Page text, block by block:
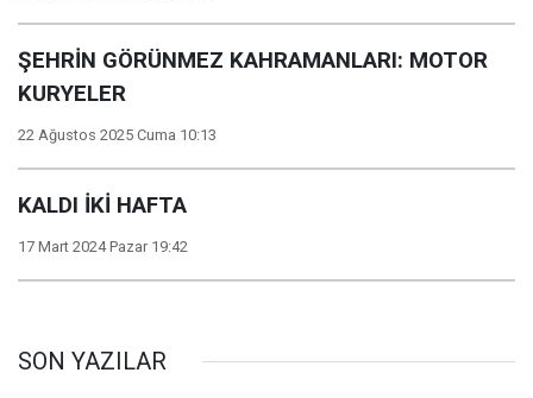
ŞEHRİN GÖRÜNMEZ KAHRAMANLARI: MOTOR
KURYELER
22 Ağustos 2025 Cuma 10:13
KALDI İKİ HAFTA
17 Mart 2024 Pazar 19:42
SON YAZILAR